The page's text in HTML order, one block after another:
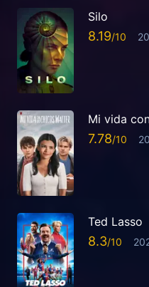
Silo
8.19
Mi vida
7.78
Ted Lasso
8.3